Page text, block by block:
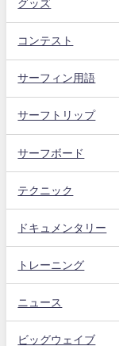
グッズ
コンテスト
サーフィン用語
サーフトリップ
サーフボード
テクニック
ドキュメンタリー
トレーニング
ニュース
ビッグウェイブ